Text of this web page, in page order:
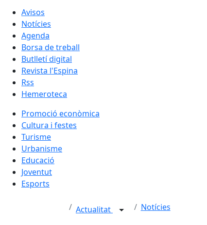
Avisos
Notícies
Agenda
Borsa de treball
Butlletí digital
Revista l'Espina
Rss
Hemeroteca
Promoció econòmica
Cultura i festes
Turisme
Urbanisme
Educació
Joventut
Esports
Actualitat Notícies